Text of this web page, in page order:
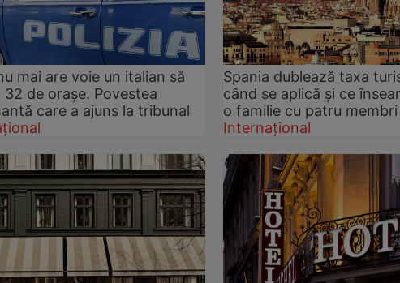
mai are voie un italian să
de orașe. Povestea
care a ajuns la tribunal
Spania dublează taxa
când se aplică și ce
o familie cu patru membri
Internațional